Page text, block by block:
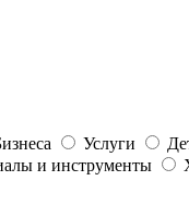
Услуги
и инструменты